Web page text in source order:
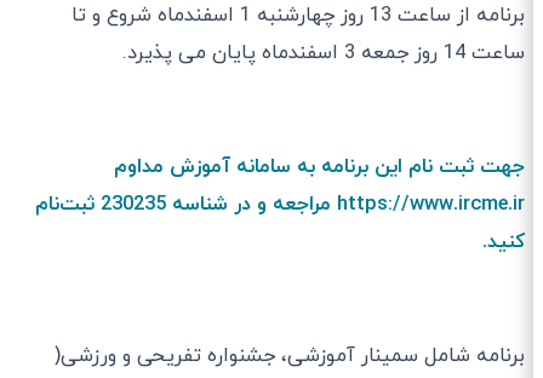
برنامه از ساعت 13 روز چهارشنبه 1 اسفندماه شروع و‌ تا
ساعت 14 روز جمعه 3 اسفندماه پایان می پذیرد.
جهت ثبت نام این برنامه به سامانه آموزش مداوم
https://www.ircme.ir مراجعه و در شناسه 230235 ثبت‌نام
کنید.
برنامه شامل سمینار آموزشی، جشنواره تفریحی و ورزشی(